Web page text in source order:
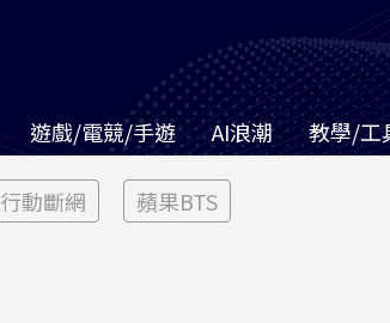
遊戲/電競/手遊 AI浪潮 教學/工
行動斷網 蘋果BTS